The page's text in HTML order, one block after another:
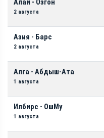
Алай - Озгон
2 августа
Азия - Барс
2 августа
Алга - Абдыш-Ата
1 августа
Илбирс - ОшМу
1 августа